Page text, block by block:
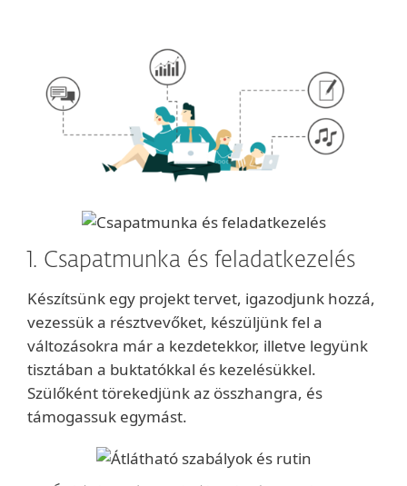
1. Csapatmunka és feladatkezelés
Készítsünk egy projekt tervet, igazodjunk hozzá,
vezessük a résztvevőket, készüljünk fel a
változásokra már a kezdetekkor, illetve legyünk
tisztában a buktatókkal és kezelésükkel.
Szülőként törekedjünk az összhangra, és
támogassuk egymást.